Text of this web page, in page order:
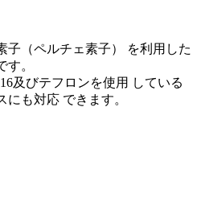
子（ペルチェ素子） を利用した
。
及びテフロンを使用 している
も対応 できます。